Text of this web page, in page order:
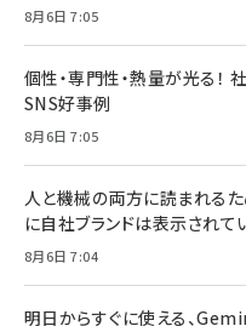
8月6日 7:05
個性・専門性・熱量が光る！
SNS好事例
8月6日 7:05
人と機械の両方に読まれるた
に自社ブランドは表示されて
8月6日 7:04
明日からすぐに使える、